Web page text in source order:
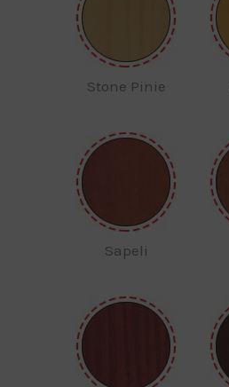
Stone Pinie
Sapeli